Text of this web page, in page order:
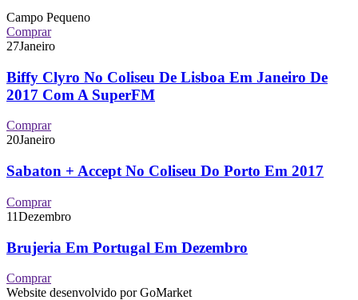
Campo Pequeno
Comprar
27Janeiro
Biffy Clyro No Coliseu De Lisboa Em Janeiro De
2017 Com A SuperFM
Comprar
20Janeiro
Sabaton + Accept No Coliseu Do Porto Em 2017
Comprar
11Dezembro
Brujeria Em Portugal Em Dezembro
Comprar
Website desenvolvido por GoMarket